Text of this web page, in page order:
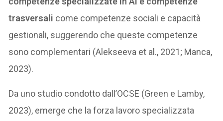
trasversali come competenze sociali e capacità
gestionali, suggerendo che queste competenze
sono complementari (Alekseeva et al., 2021; Manca,
2023).
Da uno studio condotto dall’OCSE (Green e Lamby,
2023), emerge che la forza lavoro specializzata